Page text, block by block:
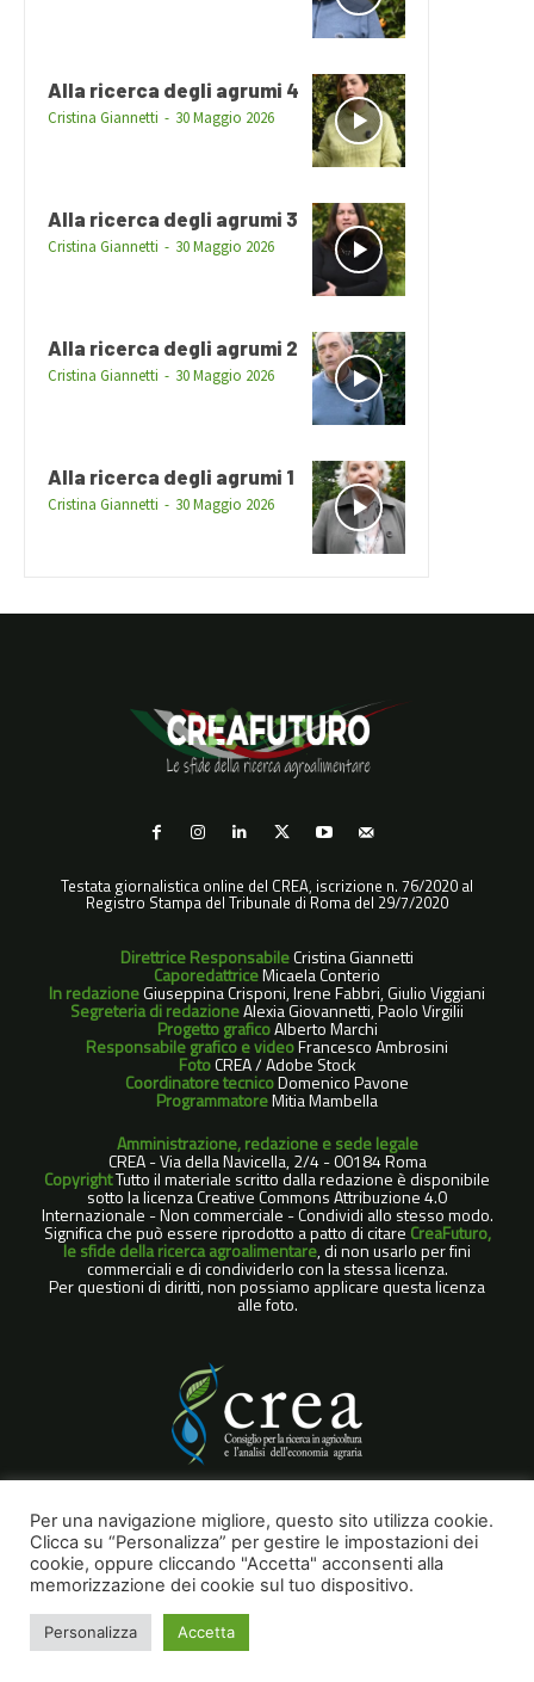
Alla ricerca degli agrumi 4
Cristina Giannetti - 30 Maggio 2026
Alla ricerca degli agrumi 3
Cristina Giannetti - 30 Maggio 2026
Alla ricerca degli agrumi 2
Cristina Giannetti - 30 Maggio 2026
Alla ricerca degli agrumi 1
Cristina Giannetti - 30 Maggio 2026
Testata giornalistica online del CREA, iscrizione n. 76/2020 al
Registro Stampa del Tribunale di Roma del 29/7/2020
Direttrice ResponsabileCristina Giannetti
CaporedattriceMicaela Conterio
In redazioneGiuseppina Crisponi, Irene Fabbri, Giulio Viggiani
Segreteria di redazioneAlexia Giovannetti, Paolo Virgilii
Progetto graficoAlberto Marchi
Responsabile grafico e videoFrancesco Ambrosini
FotoCREA / Adobe Stock
Coordinatore tecnicoDomenico Pavone
ProgrammatoreMitia Mambella
Amministrazione, redazione e sede legale
CREA - Via della Navicella, 2/4 - 00184 Roma
CopyrightTutto il materiale scritto dalla redazione è disponibile
sotto la licenza Creative Commons Attribuzione 4.0
Internazionale - Non commerciale - Condividi allo stesso modo.
Significa che può essere riprodotto a patto di citare CreaFuturo,
le sfide della ricerca agroalimentare, di non usarlo per fini
commerciali e di condividerlo con la stessa licenza.
Per questioni di diritti, non possiamo applicare questa licenza
alle foto.
COOKIE POLICY
NOTE LEGALI
PRIVACY POLICY
Per una navigazione migliore, questo sito utilizza cookie.
Clicca su “Personalizza” per gestire le impostazioni dei
cookie, oppure cliccando "Accetta" acconsenti alla
memorizzazione dei cookie sul tuo dispositivo.
Personalizza Accetta